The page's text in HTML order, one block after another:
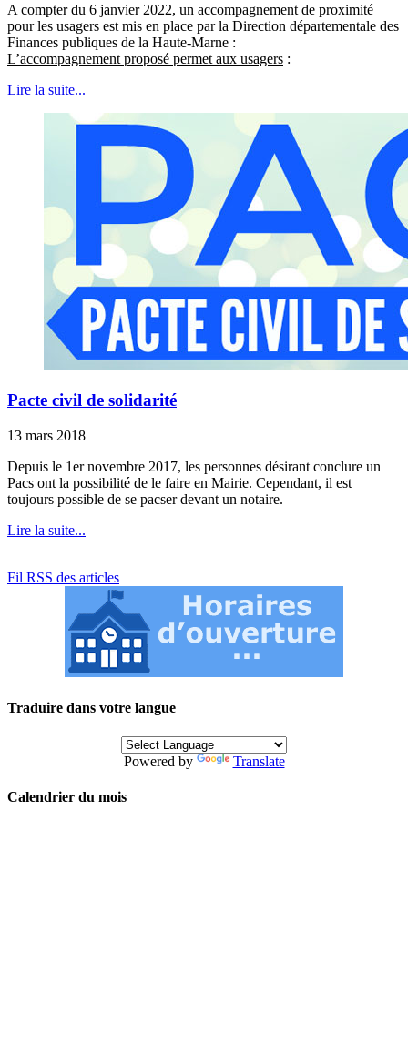
A compter du 6 janvier 2022, un accompagnement de proximité
pour les usagers est mis en place par la Direction départementale des
Finances publiques de la Haute-Marne :
L’accompagnement proposé permet aux usagers :
Lire la suite...
Pacte civil de solidarité
13 mars 2018
Depuis le 1er novembre 2017, les personnes désirant conclure un
Pacs ont la possibilité de le faire en Mairie. Cependant, il est
toujours possible de se pacser devant un notaire.
Lire la suite...
Fil RSS des articles
Traduire dans votre langue
Powered by Translate
Calendrier du mois